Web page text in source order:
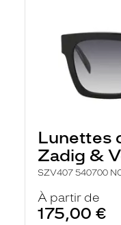
Lunettes
Zadig &
SZV407 540700
À partir de
175,00 €